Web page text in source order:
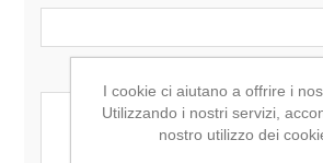
I cookie ci aiutano a offrire i
Utilizzando i nostri servizi,
nostro utilizzo dei